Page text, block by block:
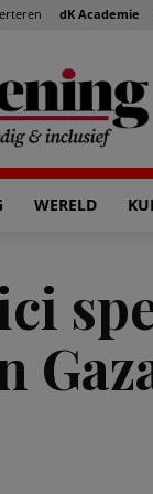
dK Academie
WERELD